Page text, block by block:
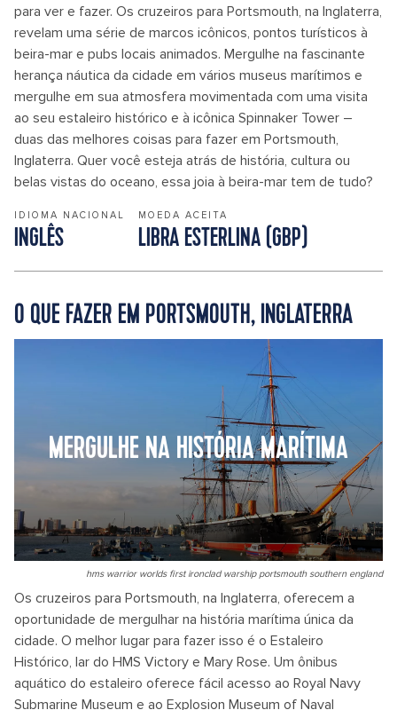
para ver e fazer. Os cruzeiros para Portsmouth, na Inglaterra,
revelam uma série de marcos icônicos, pontos turísticos à
beira-mar e pubs locais animados. Mergulhe na fascinante
herança náutica da cidade em vários museus marítimos e
mergulhe em sua atmosfera movimentada com uma visita
ao seu estaleiro histórico e à icônica Spinnaker Tower –
duas das melhores coisas para fazer em Portsmouth,
Inglaterra. Quer você esteja atrás de história, cultura ou
belas vistas do oceano, essa joia à beira-mar tem de tudo?
IDIOMA NACIONAL
INGLÊS
MOEDA ACEITA
LIBRA ESTERLINA (GBP)
O QUE FAZER EM PORTSMOUTH, INGLATERRA
MERGULHE NA HISTÓRIA MARÍTIMA
hms warrior worlds first ironclad warship portsmouth southern england
Os cruzeiros para Portsmouth, na Inglaterra, oferecem a
oportunidade de mergulhar na história marítima única da
cidade. O melhor lugar para fazer isso é o Estaleiro
Histórico, lar do HMS Victory e Mary Rose. Um ônibus
aquático do estaleiro oferece fácil acesso ao Royal Navy
Submarine Museum e ao Explosion Museum of Naval